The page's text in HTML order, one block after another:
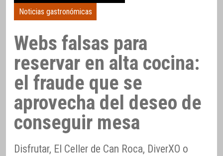
Noticias gastronómicas
Webs falsas para
reservar en alta cocina:
el fraude que se
aprovecha del deseo de
conseguir mesa
Disfrutar, El Celler de Can Roca, DiverXO o